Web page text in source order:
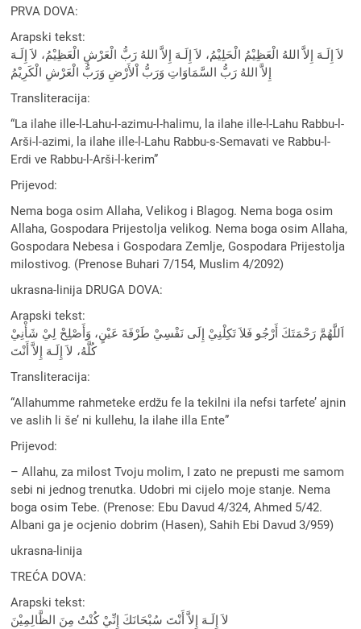
PRVA DOVA:
Arapski tekst:
لاَ إِلَـهَ إِلاَّ اللهُ الْعَظِيْمُ الْحَلِيْمُ، لاَ إِلَـهَ إِلاَّ اللهُ رَبُّ الْعَرْشِ الْعَظِيْمُ، لاَ إِلَـهَ
إِلاَّ اللهُ رَبُّ السَّمَاوَاتِ وَرَبُّ اْلأَرْضِ وَرَبُّ الْعَرْشِ الْكَرِيْمُ
Transliteracija:
“La ilahe ille-l-Lahu-l-azimu-l-halimu, la ilahe ille-l-Lahu Rabbu-l-
Arši-l-azimi, la ilahe ille-l-Lahu Rabbu-s-Semavati ve Rabbu-l-
Erdi ve Rabbu-l-Arši-l-kerim”
Prijevod:
Nema boga osim Allaha, Velikog i Blagog. Nema boga osim
Allaha, Gospodara Prijestolja velikog. Nema boga osim Allaha,
Gospodara Nebesa i Gospodara Zemlje, Gospodara Prijestolja
milostivog. (Prenose Buhari 7/154, Muslim 4/2092)
ukrasna-linija DRUGA DOVA:
Arapski tekst:
اَللَّهُمَّ رَحْمَتَكَ أَرْجُو فَلاَ تَكِلْنِيْ إِلَى نَفْسِيْ طَرْفَةَ عَيْنٍ، وَأَصْلِحْ لِيْ شَأْنِيْ
كُلَّهُ، لاَ إِلَـهَ إِلاَّ أَنْتَ
Transliteracija:
“Allahumme rahmeteke erdžu fe la tekilni ila nefsi tarfete’ ajnin
ve aslih li še’ ni kullehu, la ilahe illa Ente”
Prijevod:
– Allahu, za milost Tvoju molim, I zato ne prepusti me samom
sebi ni jednog trenutka. Udobri mi cijelo moje stanje. Nema
boga osim Tebe. (Prenose: Ebu Davud 4/324, Ahmed 5/42.
Albani ga je ocjenio dobrim (Hasen), Sahih Ebi Davud 3/959)
ukrasna-linija
TREĆA DOVA:
Arapski tekst:
لاَ إِلَـهَ إِلاَّ أَنْتَ سُبْحَانَكَ إِنِّيْ كُنْتُ مِنَ الظَّالِمِيْنَ